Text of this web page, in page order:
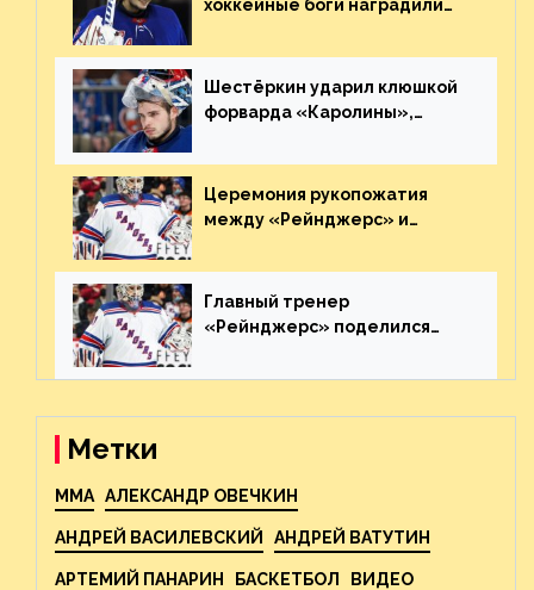
хоккейные боги наградили
великолепную игру
Шестёркин ударил клюшкой
форварда «Каролины»,
пятаке. Видео
Церемония рукопожатия
между «Рейнджерс» и
матча плей-офф. Видео
Главный тренер
«Рейнджерс» поделился
предстоящего финала
Метки
MMA АЛЕКСАНДР ОВЕЧКИН
АНДРЕЙ ВАСИЛЕВСКИЙ АНДРЕЙ ВАТУТИН
АРТЕМИЙ ПАНАРИН БАСКЕТБОЛ ВИДЕО